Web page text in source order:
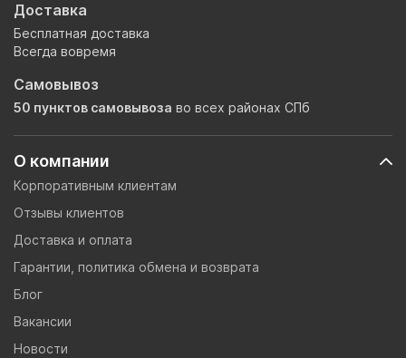
О компании
Корпоративным клиентам
Отзывы клиентов
Доставка и оплата
Гарантии, политика обмена и возврата
Блог
Вакансии
Новости
Доставка
Бесплатная доставка
Всегда вовремя
Самовывоз
50 пунктов самовывоза во всех районах СПб